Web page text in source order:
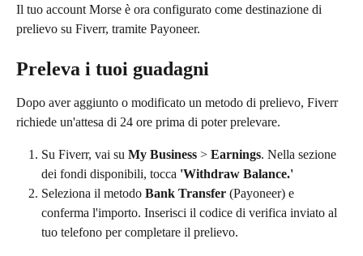
Il tuo account Morse è ora configurato come destinazione di
prelievo su Fiverr, tramite Payoneer.
Preleva i tuoi guadagni
Dopo aver aggiunto o modificato un metodo di prelievo, Fiverr
richiede un'attesa di 24 ore prima di poter prelevare.
Su Fiverr, vai su My Business > Earnings. Nella sezione
dei fondi disponibili, tocca 'Withdraw Balance.'
Seleziona il metodo Bank Transfer (Payoneer) e
conferma l'importo. Inserisci il codice di verifica inviato al
tuo telefono per completare il prelievo.